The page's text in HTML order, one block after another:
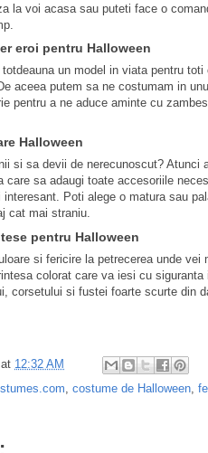
la voi acasa sau puteti face o
eroi pentru Halloween
un model in viata pentru
aceea putem sa ne costumam in
pentru a ne aduce aminte cu
Halloween
si sa devii de nerecunoscut? Atunci
care sa adaugi toate accesoriile
Poti alege o matura sau
cat mai straniu.
pentru Halloween
si fericire la petrecerea unde vei
colorat care va iesi cu siguranta
corsetului si fustei foarte scurte din
at 12:32 AM
costume de Halloween